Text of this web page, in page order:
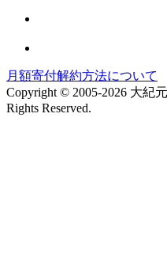
月額寄付解約方法について
Copyright © 2005-2026 大
Rights Reserved.